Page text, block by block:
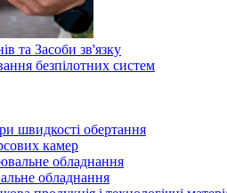
та Засоби зв'язку
безпілотних систем
швидкості обертання
камер
обладнання